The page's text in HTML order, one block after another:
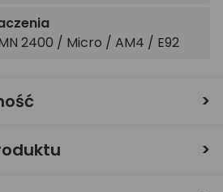
2400 / Micro / AM4 / E92